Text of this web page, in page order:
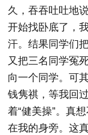
久，吞吞吐吐地
开始找卧底了，
汗。结果同学们
又把三名同学冤
向一个同学。可
钱隽祺，等我回
着“健美操”。真
在我的身旁。这